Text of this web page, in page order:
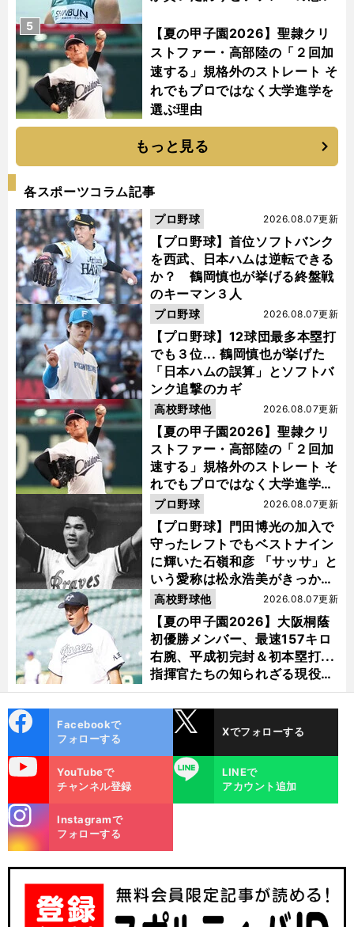
【夏の甲子園2026】聖隷クリ
ストファー・高部陸の「２回加
速する」規格外のストレート そ
れでもプロではなく大学進学を
選ぶ理由
5
もっと見る
各スポーツコラム記事
【プロ野球】首位ソフトバンク
を西武、日本ハムは逆転できる
か？ 鶴岡慎也が挙げる終盤戦
のキーマン３人
2026.08.07更新
プロ野球
【プロ野球】12球団最多本塁打
でも３位... 鶴岡慎也が挙げた
「日本ハムの誤算」とソフトバ
ンク追撃のカギ
2026.08.07更新
プロ野球
【夏の甲子園2026】聖隷クリ
ストファー・高部陸の「２回加
速する」規格外のストレート そ
れでもプロではなく大学進学を
選ぶ理由
2026.08.07更新
高校野球他
【プロ野球】門田博光の加入で
守ったレフトでもベストナイン
に輝いた石嶺和彦 「サッサ」と
いう愛称は松永浩美がきっか
け？
2026.08.07更新
プロ野球
【夏の甲子園2026】大阪桐蔭
初優勝メンバー、最速157キロ
右腕、平成初完封＆初本塁打...
指揮官たちの知られざる現役時
代
2026.08.07更新
高校野球他
ok
Facebookで
フォローする
Xでフォローする
YouTubeで
チャンネル登録
LINE
LINEで
アカウント追加
m
Instagramで
フォローする